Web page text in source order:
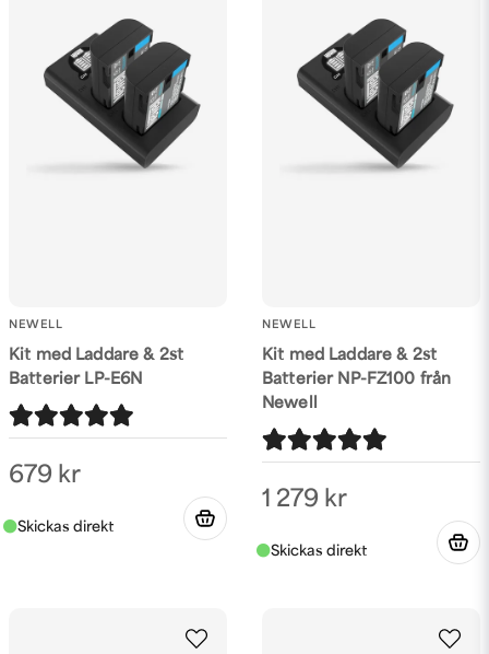
NEWELL
Kit med Laddare & 2st
Batterier LP-E6N
679 kr
NEWELL
Kit med Laddare & 2st
Batterier NP-FZ100 från
Newell
1 279 kr